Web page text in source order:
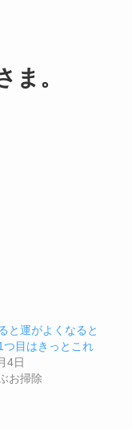
ま。
と運がよくなると
つ目はきっとこれ
4日
お掃除